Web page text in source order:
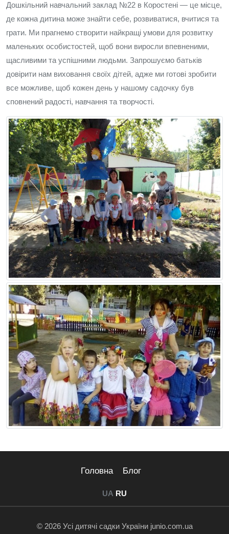
Дошкільний навчальний заклад №22 в Коростені — це місце,
де кожна дитина може знайти себе, розвиватися, вчитися та
грати. Ми прагнемо створити найкращі умови для розвитку
маленьких особистостей, щоб вони виросли впевненими,
щасливими та успішними людьми. Запрошуємо батьків
довірити нам виховання своїх дітей, адже ми готові зробити
все можливе, щоб кожен день у нашому садочку був
сповнений радості, навчання та творчості.
Головна Блог
UA RU
© 2026 Усі дитячі садки України junio.com.ua